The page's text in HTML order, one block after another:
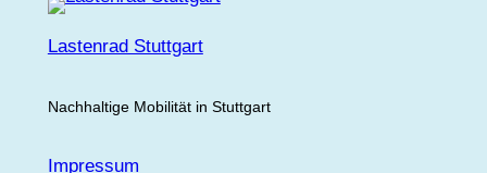
Lastenrad Stuttgart
Nachhaltige Mobilität in Stuttgart
Impressum